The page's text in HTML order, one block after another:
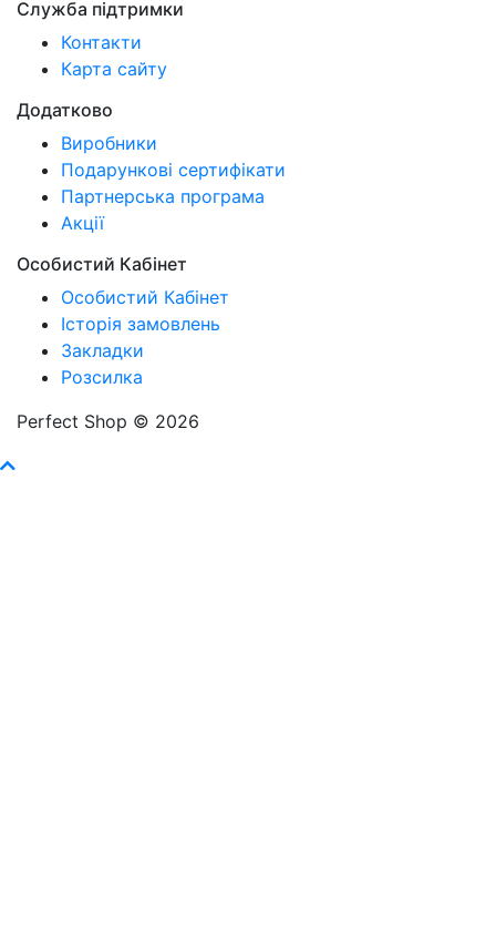
Служба підтримки
Контакти
Карта сайту
Додатково
Виробники
Подарункові сертифікати
Партнерська програма
Акції
Особистий Кабінет
Особистий Кабінет
Історія замовлень
Закладки
Розсилка
Perfect Shop © 2026